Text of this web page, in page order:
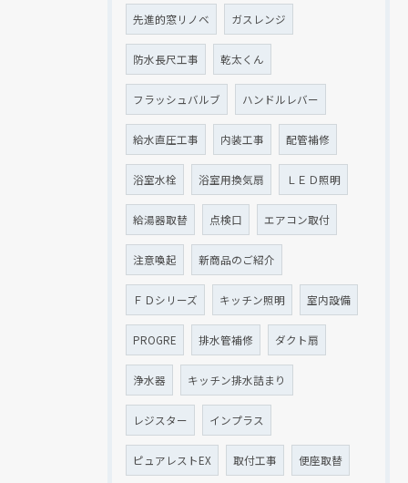
先進的窓リノベ ガスレンジ
防水長尺工事 乾太くん
フラッシュバルブ ハンドルレバー
給水直圧工事 内装工事 配管補修
浴室水栓 浴室用換気扇 ＬＥＤ照明
給湯器取替 点検口 エアコン取付
注意喚起 新商品のご紹介
ＦＤシリーズ キッチン照明 室内設備
PROGRE 排水管補修 ダクト扇
浄水器 キッチン排水詰まり
レジスター インプラス
ピュアレストEX 取付工事 便座取替